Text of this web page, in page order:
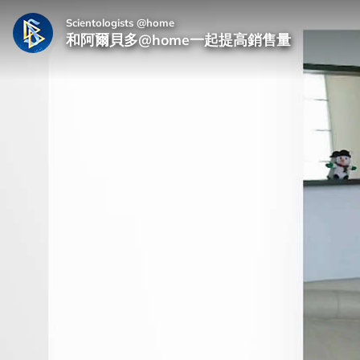
Scientologists @home
和阿爾貝多@home一起提高銷售量